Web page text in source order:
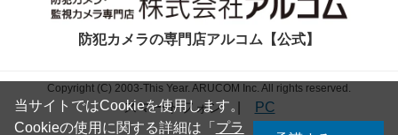
防犯カメラの専門店アルコム【公式】
Copyright (C) 2003-This Year. ARUCOM Inc. All rights reserved.
スマートフォン| PC
当サイトではCookieを使用します。
Cookieの使用に関する詳細は「 プラ